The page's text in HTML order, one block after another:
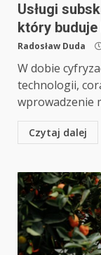
Usługi
który
Radosław Duda
W dobie
technologii,
wprowadzenie
Czytaj dalej